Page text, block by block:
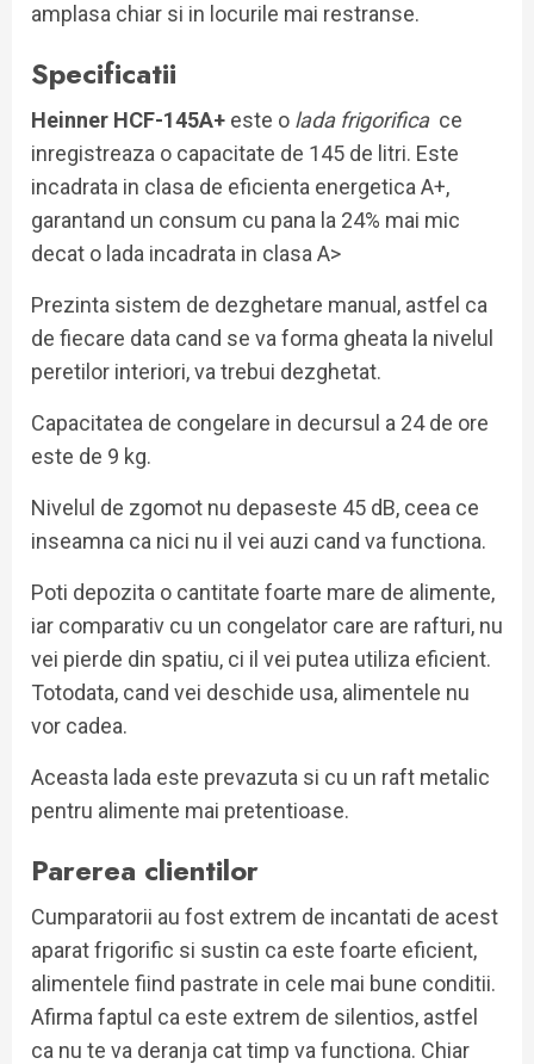
amplasa chiar si in locurile mai restranse.
Specificatii
Heinner HCF-145A+ este o lada frigorifica ce
inregistreaza o capacitate de 145 de litri. Este
incadrata in clasa de eficienta energetica A+,
garantand un consum cu pana la 24% mai mic
decat o lada incadrata in clasa A>
Prezinta sistem de dezghetare manual, astfel ca
de fiecare data cand se va forma gheata la nivelul
peretilor interiori, va trebui dezghetat.
Capacitatea de congelare in decursul a 24 de ore
este de 9 kg.
Nivelul de zgomot nu depaseste 45 dB, ceea ce
inseamna ca nici nu il vei auzi cand va functiona.
Poti depozita o cantitate foarte mare de alimente,
iar comparativ cu un congelator care are rafturi, nu
vei pierde din spatiu, ci il vei putea utiliza eficient.
Totodata, cand vei deschide usa, alimentele nu
vor cadea.
Aceasta lada este prevazuta si cu un raft metalic
pentru alimente mai pretentioase.
Parerea clientilor
Cumparatorii au fost extrem de incantati de acest
aparat frigorific si sustin ca este foarte eficient,
alimentele fiind pastrate in cele mai bune conditii.
Afirma faptul ca este extrem de silentios, astfel
ca nu te va deranja cat timp va functiona. Chiar